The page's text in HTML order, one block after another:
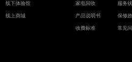
线下体验馆
线上商城
家电回收 服务
产品说明书 保修
收费标准 常见